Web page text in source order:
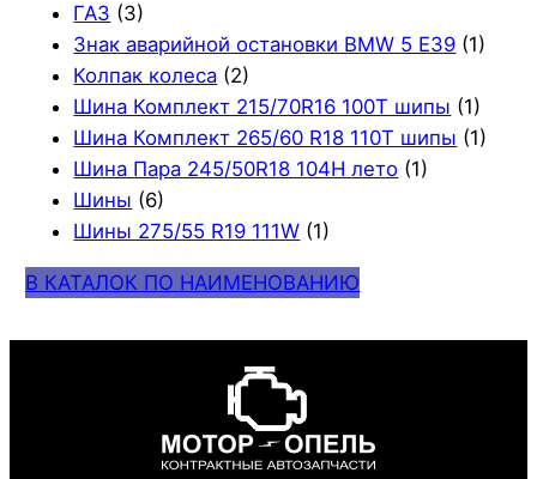
ГАЗ (3)
Знак аварийной остановки BMW 5 E39 (1)
Колпак колеса (2)
Шина Комплект 215/70R16 100T шипы (1)
Шина Комплект 265/60 R18 110T шипы (1)
Шина Пара 245/50R18 104H лето (1)
Шины (6)
Шины 275/55 R19 111W (1)
В КАТАЛОК ПО НАИМЕНОВАНИЮ